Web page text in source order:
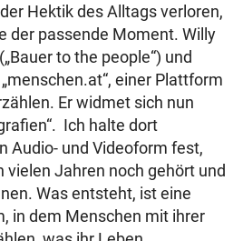
Hektik des Alltags verloren,
der passende Moment. Willy
to the people“) und
einer Plattform
Er widmet sich nun
Ich halte dort
Audio- und Videoform fest,
vielen Jahren noch gehört und
Was entsteht, ist eine
in dem Menschen mit ihrer